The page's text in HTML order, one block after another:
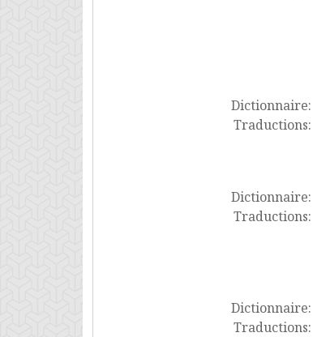
Dictionnaire:
Traductions:
Dictionnaire:
Traductions:
Dictionnaire:
Traductions: